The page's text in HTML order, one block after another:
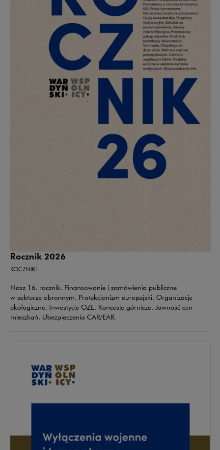
Rocznik 2026
ROCZNIKI
Nasz 16. rocznik. Finansowanie i zamówienia publiczne
w sektorze obronnym. Protekcjonizm europejski. Organizacje
ekologiczne. Inwestycje OZE. Koncesje górnicze. Jawność cen
mieszkań. Ubezpieczenia CAR/EAR.